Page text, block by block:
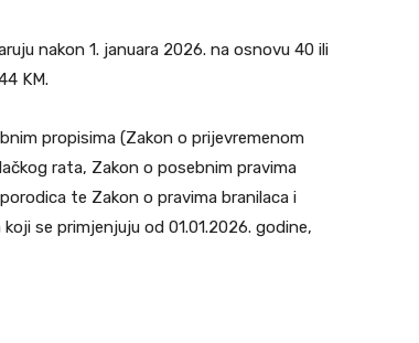
nakon 1. januara 2026. na osnovu 40 ili
KM.
propisima (Zakon o prijevremenom
rata, Zakon o posebnim pravima
te Zakon o pravima branilaca i
se primjenjuju od 01.01.2026. godine,